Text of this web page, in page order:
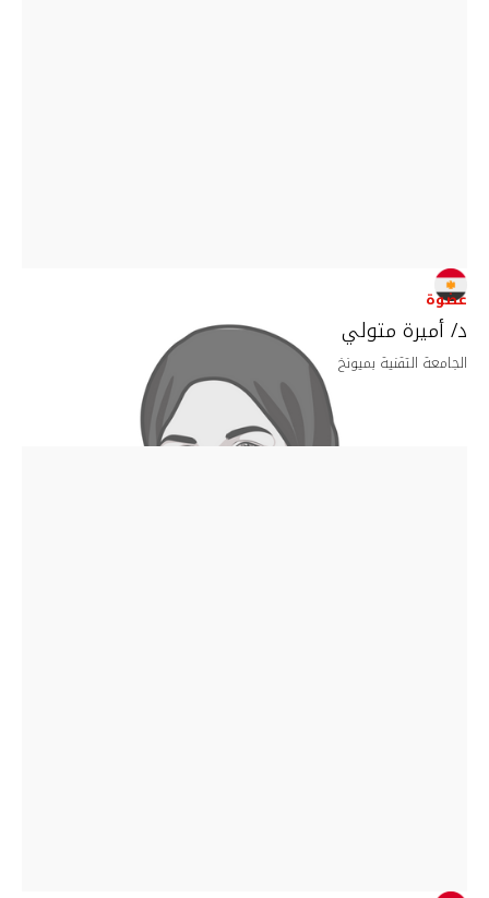
عضوة
د/ أميرة متولي
الجامعة التقنية بميونخ